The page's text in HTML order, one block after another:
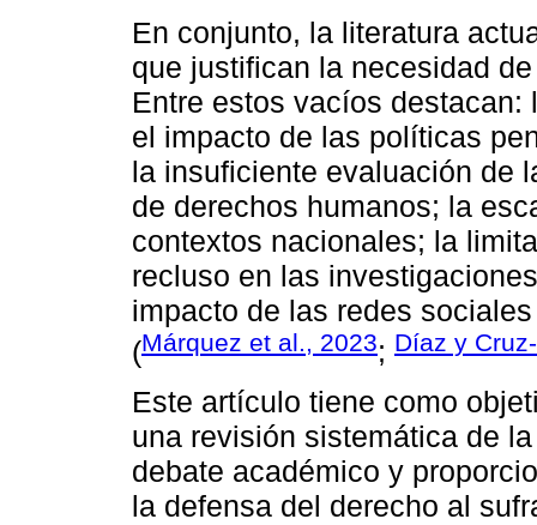
En conjunto, la literatura
que justifican la necesidad
Entre estos vacíos
el impacto de las políticas
la insuficiente evaluación de
de derechos humanos; la
contextos nacionales; la
recluso en las
impacto de las redes
(Márquez et al., 2023; Díaz y
Este artículo tiene como
una revisión sistemática de
debate académico y
la defensa del derecho al